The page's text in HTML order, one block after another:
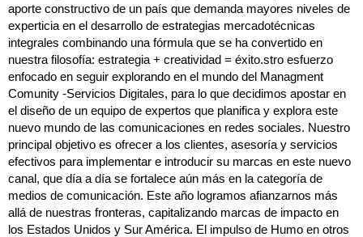
aporte constructivo de un país que demanda mayores niveles de
experticia en el desarrollo de estrategias mercadotécnicas
integrales combinando una fórmula que se ha convertido en
nuestra filosofía: estrategia + creatividad = éxito.stro esfuerzo
enfocado en seguir explorando en el mundo del Managment
Comunity -Servicios Digitales, para lo que decidimos apostar en
el diseño de un equipo de expertos que planifica y explora este
nuevo mundo de las comunicaciones en redes sociales. Nuestro
principal objetivo es ofrecer a los clientes, asesoría y servicios
efectivos para implementar e introducir su marcas en este nuevo
canal, que día a día se fortalece aún más en la categoría de
medios de comunicación. Este año logramos afianzarnos más
allá de nuestras fronteras, capitalizando marcas de impacto en
los Estados Unidos y Sur América. El impulso de Humo en otros